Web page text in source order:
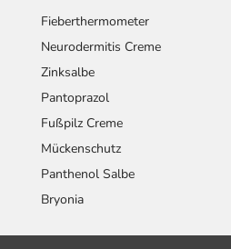
Fieberthermometer
Neurodermitis Creme
Zinksalbe
Pantoprazol
Fußpilz Creme
Mückenschutz
Panthenol Salbe
Bryonia